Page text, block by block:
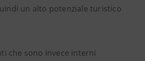
un alto potenziale turistico
che sono invece interni